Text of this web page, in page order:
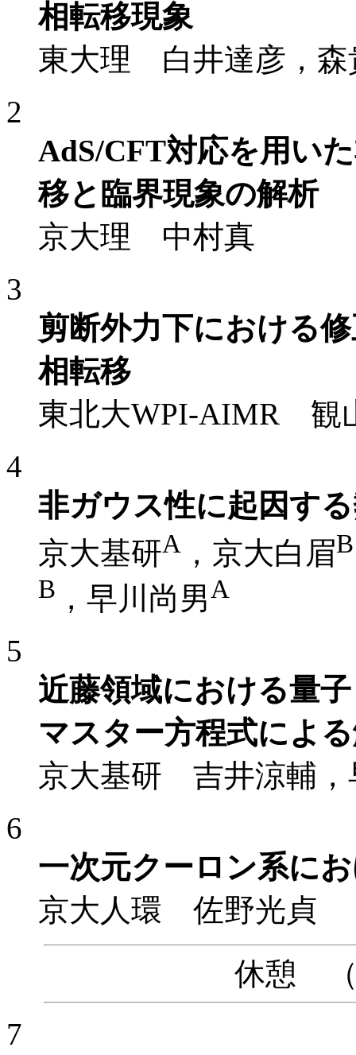
相転移現象
東大理 白井達彦，森
2
AdS/CFT対応を用い
移と臨界現象の解析
京大理 中村真
3
剪断外力下における
相転移
東北大WPI-AIMR 観
4
非ガウス性に起因す
京大基研A ，京大白眉B
B ，早川尚男A
5
近藤領域における量
マスター方程式によ
京大基研 吉井涼輔，
6
一次元クーロン系に
京大人環 佐野光貞
休憩 （
7